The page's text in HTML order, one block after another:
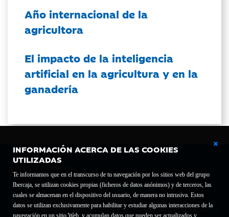
INFORMACIÓN ACERCA DE LAS COOKIES
UTILIZADAS
Te informamos que en el transcurso de tu navegación por los sitios web del grupo
Ibercaja, se utilizan cookies propias (ficheros de datos anónimos) y de terceros, las
cuales se almacenan en el dispositivo del usuario, de manera no intrusiva. Estos
datos se utilizan exclusivamente para habilitar y estudiar algunas interacciones de la
navegación en un sitio Web, y acumulan datos que pueden ser actualizados y
Año internacional de la
agricultora
El impacto de la inteligencia
artificial en la agricultura y en la
ganadería
Fundación Bancaria Ibercaja C.I.F. G-50000652.
Inscrita en el Registro de Fundaciones del Mº de Educación, Cultura y Deporte con el nº